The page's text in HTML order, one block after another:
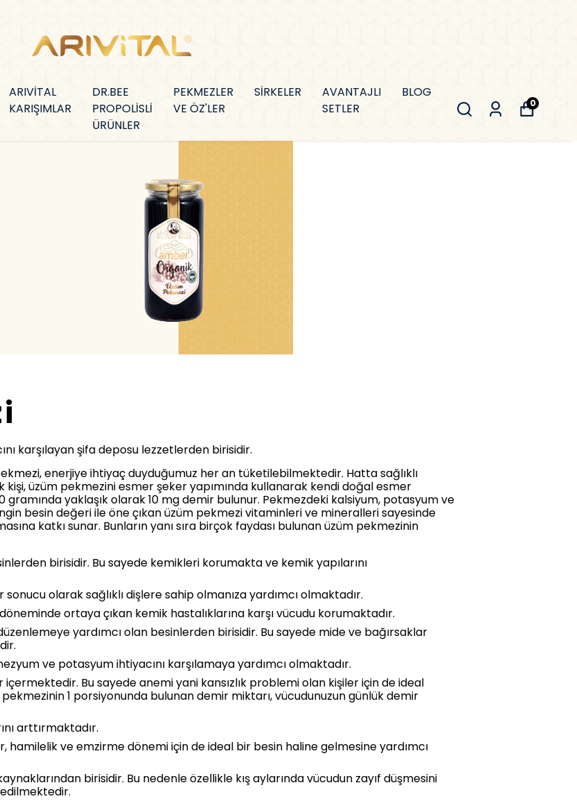
ARIVİTAL
KARIŞIMLAR
DR.BEE
PROPOLİSLİ
ÜRÜNLER
PEKMEZLER
VE ÖZ'LER
SİRKELER
AVANTAJLI
SETLER
BLOG
0
karşılayan şifa deposu lezzetlerden birisidir.
enerjiye ihtiyaç duyduğumuz her an tüketilebilmektedir. Hatta sağlıklı
üzüm pekmezini esmer şeker yapımında kullanarak kendi doğal esmer
yaklaşık olarak 10 mg demir bulunur. Pekmezdeki kalsiyum, potasyum ve
besin değeri ile öne çıkan üzüm pekmezi vitaminleri ve mineralleri sayesinde
katkı sunar. Bunların yanı sıra birçok faydası bulunan üzüm pekmezinin
birisidir. Bu sayede kemikleri korumakta ve kemik yapılarını
olarak sağlıklı dişlere sahip olmanıza yardımcı olmaktadır.
ortaya çıkan kemik hastalıklarına karşı vücudu korumaktadır.
yardımcı olan besinlerden birisidir. Bu sayede mide ve bağırsaklar
ve potasyum ihtiyacını karşılamaya yardımcı olmaktadır.
Bu sayede anemi yani kansızlık problemi olan kişiler için de ideal
1 porsiyonunda bulunan demir miktarı, vücudunuzun günlük demir
arttırmaktadır.
hamilelik ve emzirme dönemi için de ideal bir besin haline gelmesine yardımcı
birisidir. Bu nedenle özellikle kış aylarında vücudun zayıf düşmesini